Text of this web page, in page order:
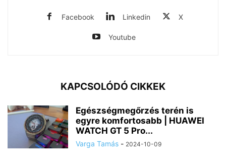
Facebook Linkedin X
Youtube
KAPCSOLÓDÓ CIKKEK
Egészségmegőrzés terén is
egyre komfortosabb | HUAWEI
WATCH GT 5 Pro...
Varga Tamás - 2024-10-09